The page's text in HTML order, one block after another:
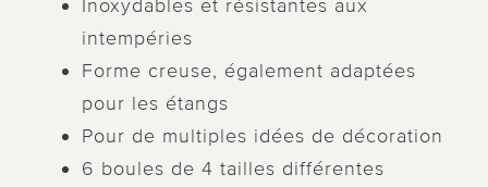
Inoxydables et résistantes aux
intempéries
Forme creuse, également adaptées
pour les étangs
Pour de multiples idées de décoration
6 boules de 4 tailles différentes